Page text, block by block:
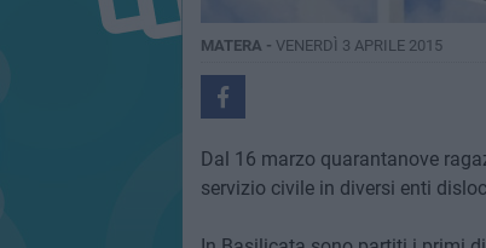
MATERA - VENERDÌ 3 APRILE 2015
Dal 16 marzo quarantanove
servizio civile in diversi enti